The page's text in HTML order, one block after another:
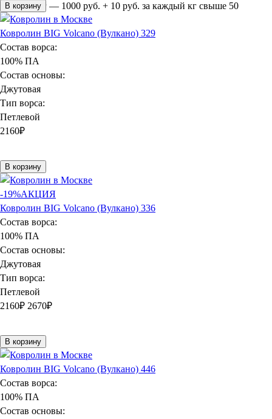
более 50 кг — 1000 руб. + 10 руб. за каждый кг свыше 50
В корзину
Ковролин BIG Volcano (Вулкано) 329
Состав ворса:
100% ПА
Состав основы:
Джутовая
Тип ворса:
Петлевой
2160₽
В корзину
-19%АКЦИЯ
Ковролин BIG Volcano (Вулкано) 336
Состав ворса:
100% ПА
Состав основы:
Джутовая
Тип ворса:
Петлевой
2160₽ 2670₽
В корзину
Ковролин BIG Volcano (Вулкано) 446
Состав ворса:
100% ПА
Состав основы: